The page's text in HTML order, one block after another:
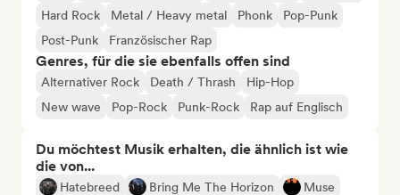
Hard Rock
Metal / Heavy metal Phonk
Pop-Punk
Post-Punk
Französischer Rap
Genres, für die sie ebenfalls offen sind
Alternativer Rock Death / Thrash
Hip-Hop
New wave
Pop-Rock Punk-Rock Rap auf Englisch
Du möchtest Musik erhalten, die ähnlich ist wie
die von...
Hatebreed Bring Me The Horizon
Muse